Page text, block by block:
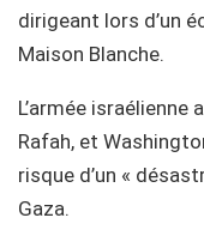
dirigeant lors d’un
Maison Blanche.
L’armée
Rafah, et
risque d’un «
Gaza.